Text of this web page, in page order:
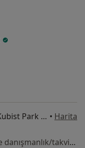
Adnan Kahveci Mh.Avrupa Cd.Kubist Park Residance 1.Kat No:142, İstanbul • Harita
Bu uzman ilgili adres için online danışmanlık/takvim sunmuyor.